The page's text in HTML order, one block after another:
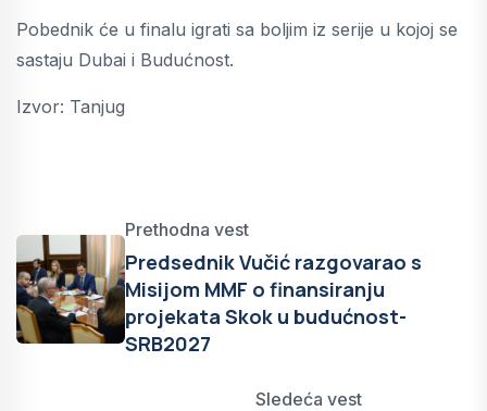
Pobednik će u finalu igrati sa boljim iz serije u kojoj se
sastaju Dubai i Budućnost.
Izvor: Tanjug
Prethodna vest
Predsednik Vučić razgovarao s
Misijom MMF o finansiranju
projekata Skok u budućnost-
SRB2027
Sledeća vest